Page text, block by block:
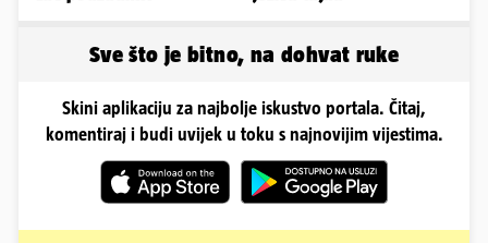
Sve što je bitno, na dohvat ruke
Skini aplikaciju za najbolje iskustvo portala. Čitaj,
komentiraj i budi uvijek u toku s najnovijim vijestima.